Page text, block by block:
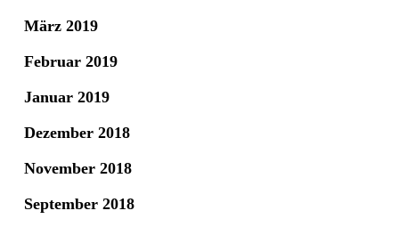
März 2019
Februar 2019
Januar 2019
Dezember 2018
November 2018
September 2018